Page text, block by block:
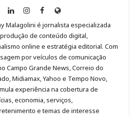
Anny
Malagolini
no
LinkedIn
Anny
Malagolini
no
Instagram
Anny
Malagolini
no
Facebook
Site
de
Anny
Malagolini
Malagolini é jornalista especializada
de conteúdo digital,
online e estratégia editorial. Com
por veículos de comunicação
Campo Grande News, Correio do
Midiamax, Yahoo e Tempo Novo,
experiência na cobertura de
economia, serviços,
e temas de interesse